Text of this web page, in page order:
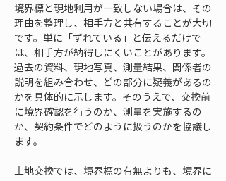
境界標と現地利用が一致しない場合は、その
理由を整理し、相手方と共有することが大切
です。単に「ずれている」と伝えるだけで
は、相手方が納得しにくいことがあります。
過去の資料、現地写真、測量結果、関係者の
説明を組み合わせ、どの部分に疑義があるの
かを具体的に示します。そのうえで、交換前
に境界確認を行うのか、測量を実施するの
か、契約条件でどのように扱うのかを協議し
ます。
土地交換では、境界標の有無よりも、境界に